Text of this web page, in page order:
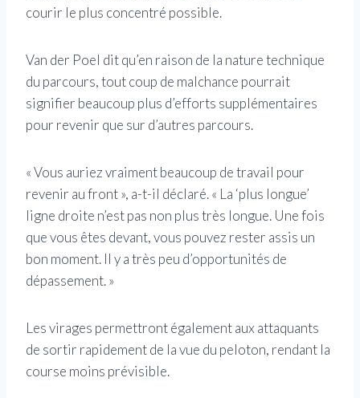
courir le plus concentré possible.
Van der Poel dit qu’en raison de la nature technique
du parcours, tout coup de malchance pourrait
signifier beaucoup plus d’efforts supplémentaires
pour revenir que sur d’autres parcours.
« Vous auriez vraiment beaucoup de travail pour
revenir au front », a-t-il déclaré. « La ‘plus longue’
ligne droite n’est pas non plus très longue. Une fois
que vous êtes devant, vous pouvez rester assis un
bon moment. Il y a très peu d’opportunités de
dépassement. »
Les virages permettront également aux attaquants
de sortir rapidement de la vue du peloton, rendant la
course moins prévisible.